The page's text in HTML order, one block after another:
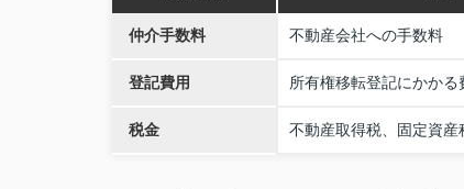
仲介手数料 不動産会社への手数料
登記費用 所有権移転登記にかかる
税金 不動産取得税、固定資産